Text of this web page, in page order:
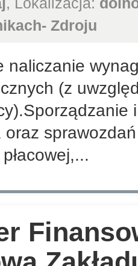
Zdroju
naliczanie
(z
oraz